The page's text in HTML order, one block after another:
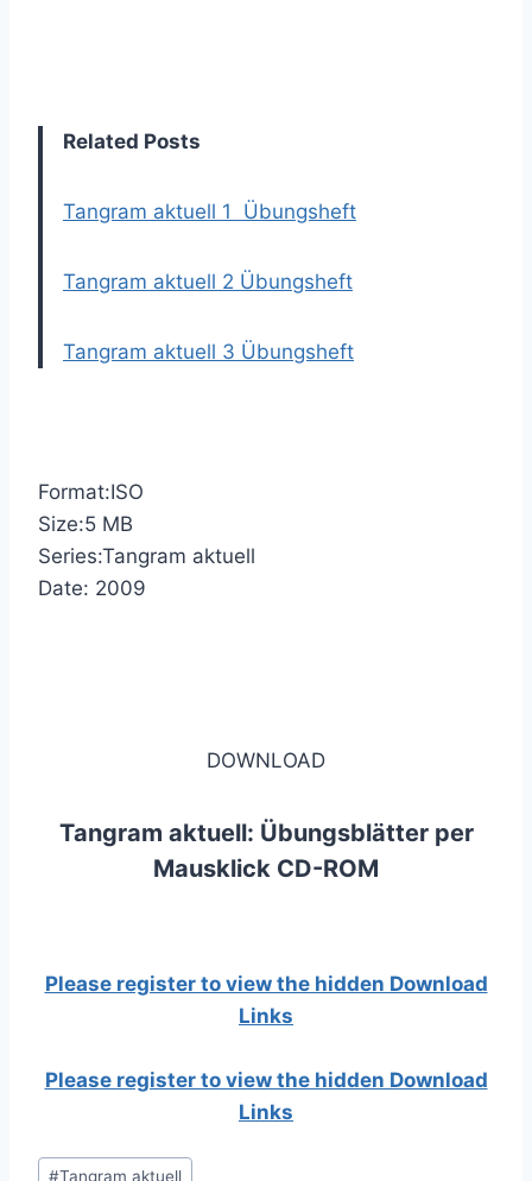
Related Posts
Tangram aktuell 1 Übungsheft
Tangram aktuell 2 Übungsheft
Tangram aktuell 3 Übungsheft
Format:ISO
Size:5 MB
Series:Tangram aktuell
Date: 2009
DOWNLOAD
Tangram aktuell: Übungsblätter per
Mausklick CD-ROM
Please register to view the hidden Download
Links
Please register to view the hidden Download
Links
Post
#Tangram aktuell